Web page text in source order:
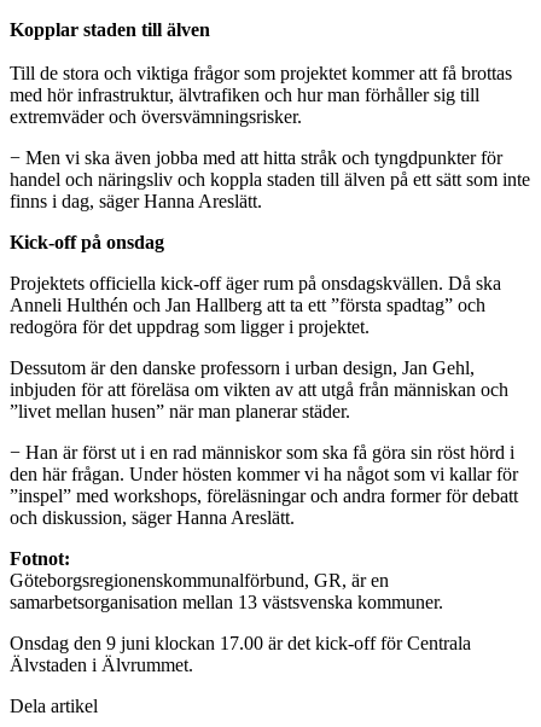
Kopplar staden till älven
Till de stora och viktiga frågor som projektet kommer att få brottas
med hör infrastruktur, älvtrafiken och hur man förhåller sig till
extremväder och översvämningsrisker.
− Men vi ska även jobba med att hitta stråk och tyngdpunkter för
handel och näringsliv och koppla staden till älven på ett sätt som inte
finns i dag, säger Hanna Areslätt.
Kick-off på onsdag
Projektets officiella kick-off äger rum på onsdagskvällen. Då ska
Anneli Hulthén och Jan Hallberg att ta ett ”första spadtag” och
redogöra för det uppdrag som ligger i projektet.
Dessutom är den danske professorn i urban design, Jan Gehl,
inbjuden för att föreläsa om vikten av att utgå från människan och
”livet mellan husen” när man planerar städer.
− Han är först ut i en rad människor som ska få göra sin röst hörd i
den här frågan. Under hösten kommer vi ha något som vi kallar för
”inspel” med workshops, föreläsningar och andra former för debatt
och diskussion, säger Hanna Areslätt.
Fotnot:
Göteborgsregionenskommunalförbund, GR, är en
samarbetsorganisation mellan 13 västsvenska kommuner.
Onsdag den 9 juni klockan 17.00 är det kick-off för Centrala
Älvstaden i Älvrummet.
Dela artikel